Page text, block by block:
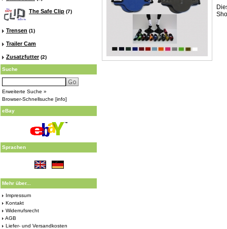
The Safe Clip (7)
Trensen (1)
Trailer Cam
Zusatzfutter (2)
Suche
Erweiterte Suche »
Browser-Schnellsuche [info]
eBay
Sprachen
Mehr über...
Impressum
Kontakt
Widerrufsrecht
AGB
Liefer- und Versandkosten